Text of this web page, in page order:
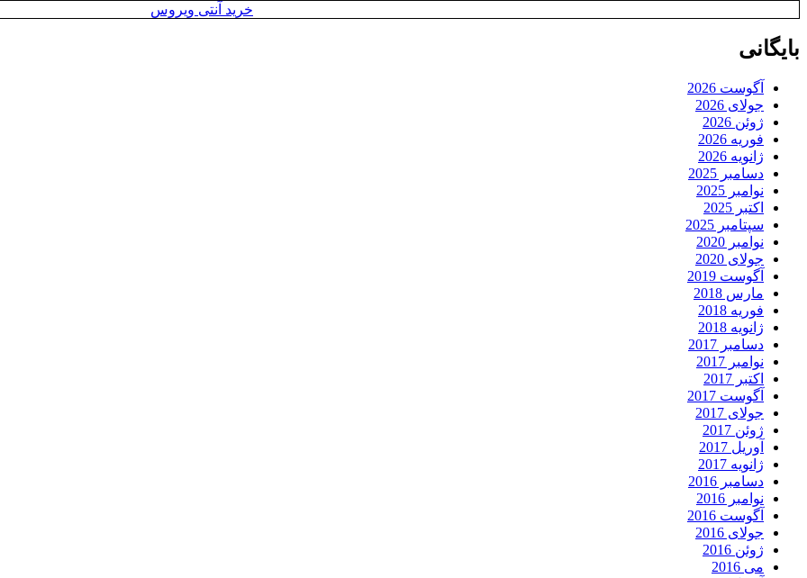
خرید آنتی ویروس
بایگانی
آگوست 2026
جولای 2026
ژوئن 2026
فوریه 2026
ژانویه 2026
دسامبر 2025
نوامبر 2025
اکتبر 2025
سپتامبر 2025
نوامبر 2020
جولای 2020
آگوست 2019
مارس 2018
فوریه 2018
ژانویه 2018
دسامبر 2017
نوامبر 2017
اکتبر 2017
آگوست 2017
جولای 2017
ژوئن 2017
آوریل 2017
ژانویه 2017
دسامبر 2016
نوامبر 2016
آگوست 2016
جولای 2016
ژوئن 2016
می 2016